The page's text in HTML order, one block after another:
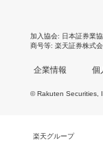
加入協会 日本証券業
商号等 楽天証券株式
企業情報 個
© Rakuten Securities,
楽天グループ